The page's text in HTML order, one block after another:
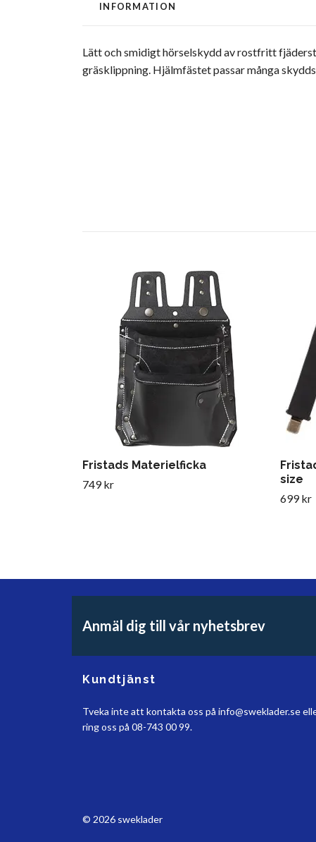
INFORMATION
Lätt och smidigt hörselskydd av rostfritt
gräsklippning. Hjälmfästet passar många
Fristads Materielficka
749 kr
size
699 kr
Anmäl dig till vår nyhetsbrev
Kundtjänst
Tveka inte att kontakta oss på info@sweklader.se
ring oss på 08-743 00 99.
© 2026 sweklader